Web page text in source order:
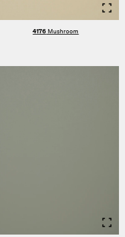
Info
4176 Mushroom
Info